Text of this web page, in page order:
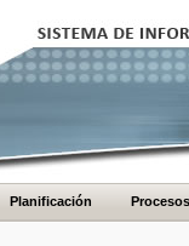
Planificación Procesos